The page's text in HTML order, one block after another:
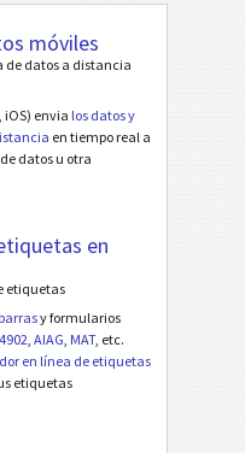
móviles
de datos a distancia
iOS) envia los datos y
en tiempo real a
datos u otra
en
etiquetas
y formularios
AIAG MAT, etc.
en línea de etiquetas
etiquetas